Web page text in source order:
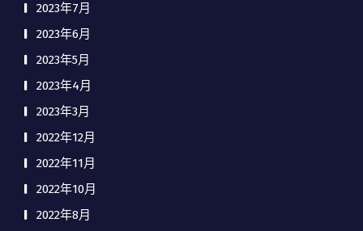
2023年7月
2023年6月
2023年5月
2023年4月
2023年3月
2022年12月
2022年11月
2022年10月
2022年8月